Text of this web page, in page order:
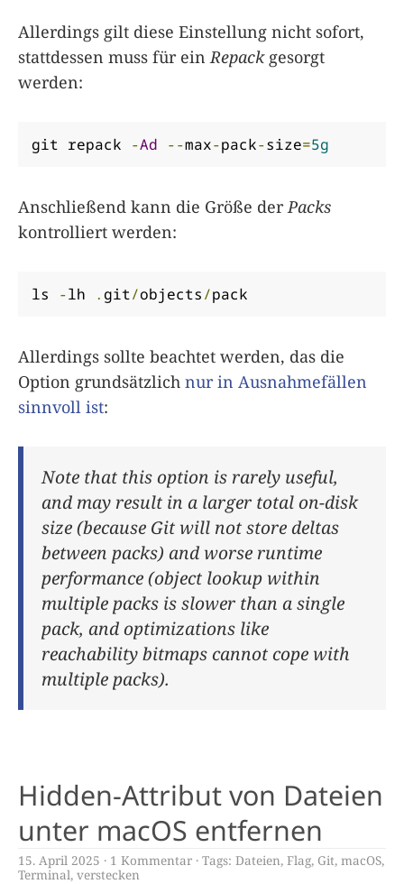
Allerdings gilt diese Einstellung nicht sofort,
stattdessen muss für ein Repackgesorgt
werden:
git repack -Ad --max-pack-size=5g
Anschließend kann die Größe der Packs
kontrolliert werden:
ls -lh . git/objects/pack
Allerdings sollte beachtet werden, das die
Option grundsätzlich nur in Ausnahmefällen
sinnvoll ist:
Note that this option is rarely useful,
and may result in a larger total on-disk
size (because Git will not store deltas
between packs) and worse runtime
performance (object lookup within
multiple packs is slower than a single
pack, and optimizations like
reachability bitmaps cannot cope with
multiple packs).
Hidden-Attribut von Dateien
unter macOS entfernen
15. April 2025 1 Kommentar Tags: Dateien, Flag, Git, macOS,
Terminal, verstecken